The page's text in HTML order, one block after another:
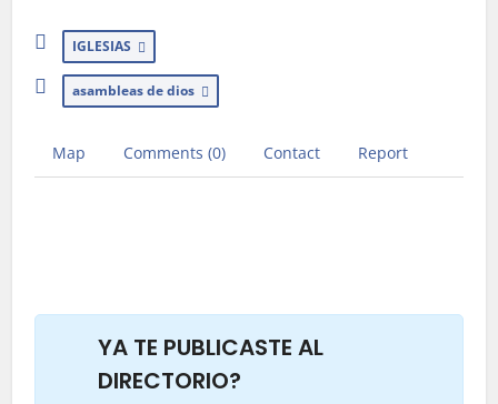
IGLESIAS
asambleas de dios
Map Comments (0) Contact Report
YA TE PUBLICASTE AL
DIRECTORIO?